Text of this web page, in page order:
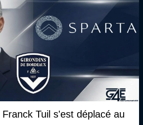
Tuil s'est déplacé au